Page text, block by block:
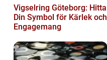
Vigselring Göteborg: Hitta
Din Symbol för Kärlek och
Engagemang